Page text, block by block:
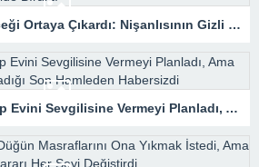
Uçaktaki Koltuk Gerçeği Ortaya Çıkardı: Nişanlısının Gizli Planını Öğrenince Her Şeyi Geride Bıraktı
Eşi Onu Çaresiz Sanıp Evini Sevgilisine Vermeyi Planladı, Ama Yatakta Sessizce Hazırladığı Son Hamleden Habersizdi